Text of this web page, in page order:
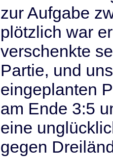
zur Aufgabe
plötzlich war
verschenkte
Partie, und
eingeplanten
am Ende 3:5
eine
gegen